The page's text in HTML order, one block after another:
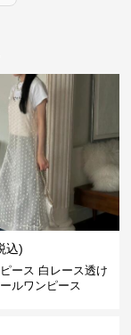
込)
ース 白レース透け
ルワンピース